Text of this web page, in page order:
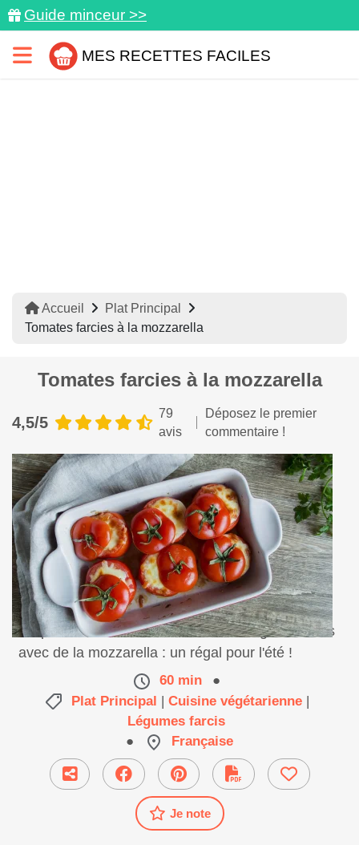
Guide minceur >>
MES RECETTES FACILES
Accueil
Plat Principal
Tomates farcies à la mozzarella
Tomates farcies à la mozzarella
4,5/5
79
avis
Déposez le premier
commentaire !
Préparez de belles tomates farcies végétariennes
avec de la mozzarella : un régal pour l'été !
60 min
●
Plat Principal | Cuisine végétarienne |
Légumes farcis
●
Française
Je note